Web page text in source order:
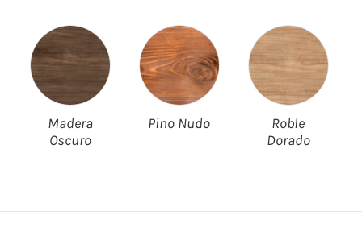
Madera
Oscuro
Pino Nudo
Roble
Dorado